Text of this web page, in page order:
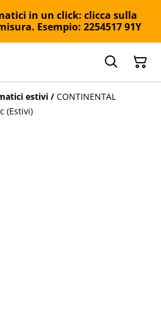
in un click: clicca sulla
Esempio: 2254517 91Y
estivi / CONTINENTAL
(Estivi)